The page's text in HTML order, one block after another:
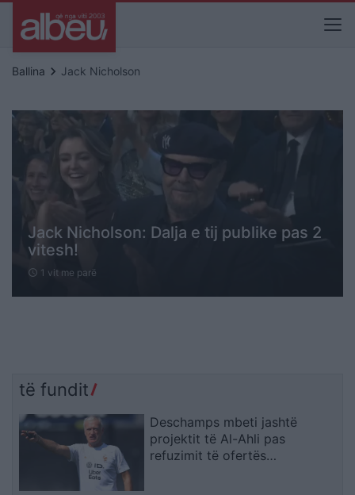
Ballina keyboard_arrow_right Jack Nicholson
Jack Nicholson: Dalja e tij publike pas 2
vitesh!
schedule 1 vit me parë
të fundit
Deschamps mbeti jashtë
projektit të Al-Ahli pas
refuzimit të ofertës